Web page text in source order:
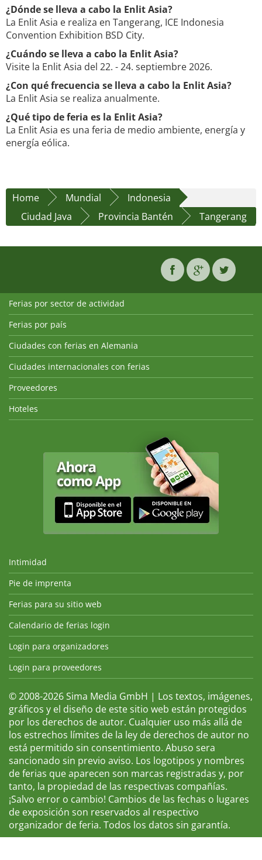
¿Dónde se lleva a cabo la Enlit Asia?
La Enlit Asia e realiza en Tangerang, ICE Indonesia
Convention Exhibition BSD City.
¿Cuándo se lleva a cabo la Enlit Asia?
Visite la Enlit Asia del 22. - 24. septiembre 2026.
¿Con qué frecuencia se lleva a cabo la Enlit Asia?
La Enlit Asia se realiza anualmente.
¿Qué tipo de feria es la Enlit Asia?
La Enlit Asia es una feria de medio ambiente, energía y
energía eólica.
Home Mundial
Indonesia
Ciudad Java
Provincia Bantén Tangerang
Ferias por sector de actividad
Ferias por país
Ciudades con ferias en Alemania
Ciudades internacionales con ferias
Proveedores
Hoteles
Intimidad
Pie de imprenta
Ferias para su sitio web
Calendario de ferias login
Login para organizadores
Login para proveedores
© 2008-2026 Sima Media GmbH | Los textos, imágenes,
gráficos y el diseño de este sitio web están protegidos
por los derechos de autor. Cualquier uso más allá de
los estrechos límites de la ley de derechos de autor no
está permitido sin consentimiento. Abuso sera
sancionado sin previo aviso. Los logotipos y nombres
de ferias que aparecen son marcas registradas y, por
tanto, la propiedad de las respectivas compañías.
¡Salvo error o cambio! Cambios de las fechas o lugares
de exposición son reservados al respectivo
organizador de feria. Todos los datos sin garantía.